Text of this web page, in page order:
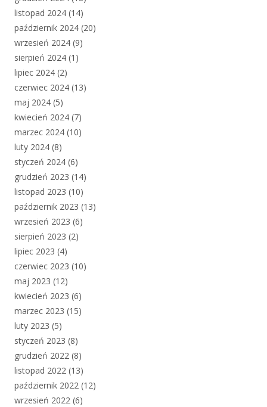
listopad 2024 (14)
październik 2024 (20)
wrzesień 2024 (9)
sierpień 2024 (1)
lipiec 2024 (2)
czerwiec 2024 (13)
maj 2024 (5)
kwiecień 2024 (7)
marzec 2024 (10)
luty 2024 (8)
styczeń 2024 (6)
grudzień 2023 (14)
listopad 2023 (10)
październik 2023 (13)
wrzesień 2023 (6)
sierpień 2023 (2)
lipiec 2023 (4)
czerwiec 2023 (10)
maj 2023 (12)
kwiecień 2023 (6)
marzec 2023 (15)
luty 2023 (5)
styczeń 2023 (8)
grudzień 2022 (8)
listopad 2022 (13)
październik 2022 (12)
wrzesień 2022 (6)